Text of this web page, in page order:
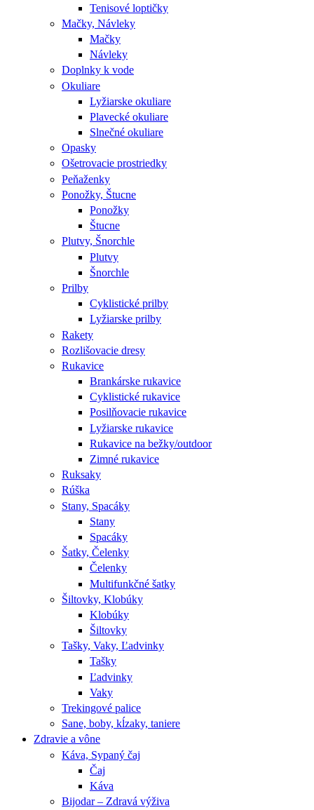
Tenisové loptičky
Mačky, Návleky
Mačky
Návleky
Doplnky k vode
Okuliare
Lyžiarske okuliare
Plavecké okuliare
Slnečné okuliare
Opasky
Ošetrovacie prostriedky
Peňaženky
Ponožky, Štucne
Ponožky
Štucne
Plutvy, Šnorchle
Plutvy
Šnorchle
Prilby
Cyklistické prilby
Lyžiarske prilby
Rakety
Rozlišovacie dresy
Rukavice
Brankárske rukavice
Cyklistické rukavice
Posilňovacie rukavice
Lyžiarske rukavice
Rukavice na bežky/outdoor
Zimné rukavice
Ruksaky
Rúška
Stany, Spacáky
Stany
Spacáky
Šatky, Čelenky
Čelenky
Multifunkčné šatky
Šiltovky, Klobúky
Klobúky
Šiltovky
Tašky, Vaky, Ľadvinky
Tašky
Ľadvinky
Vaky
Trekingové palice
Sane, boby, kĺzaky, taniere
Zdravie a vône
Káva, Sypaný čaj
Čaj
Káva
Bijodar – Zdravá výživa